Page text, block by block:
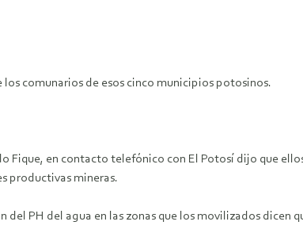
comunarios de esos cinco municipios potosinos.
Fique, en contacto telefónico con El Potosí dijo que
productivas mineras.
PH del agua en las zonas que los movilizados dicen